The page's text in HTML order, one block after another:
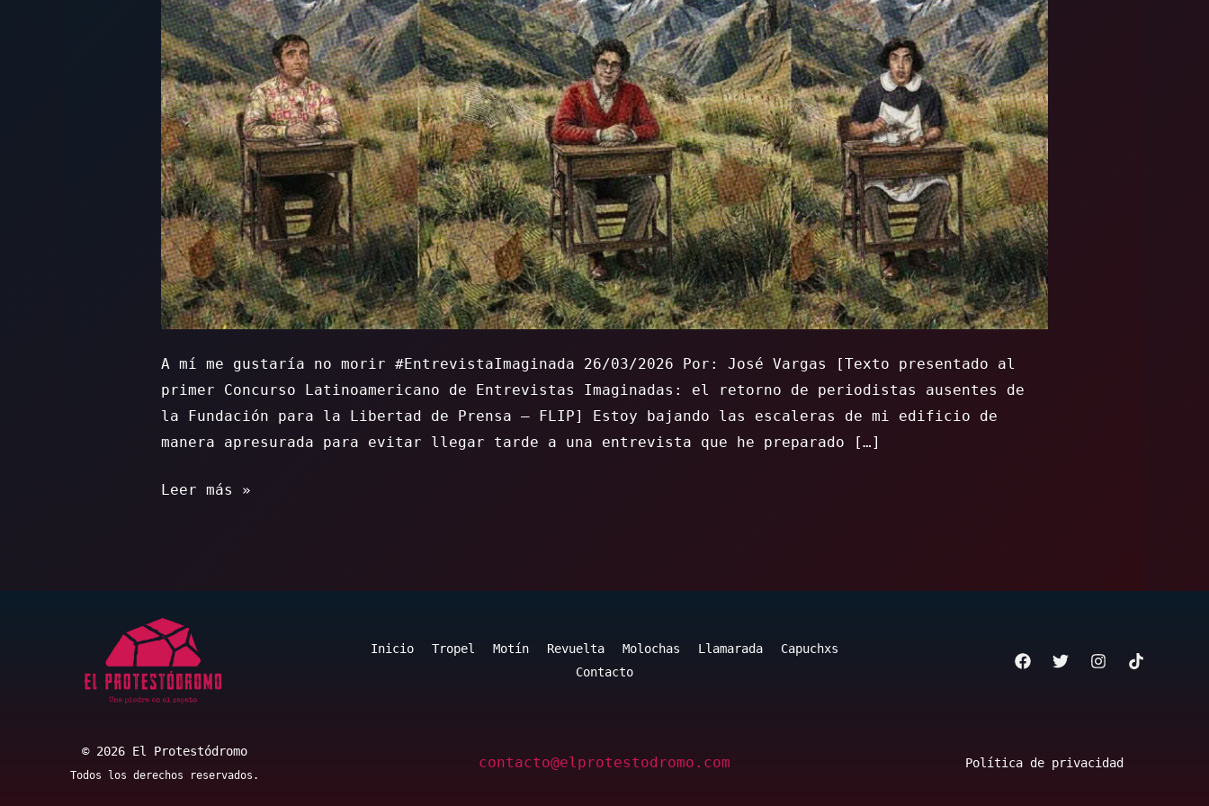
A mí me gustaría no morir #EntrevistaImaginada 26/03/2026 Por: José Vargas [Texto presentado al
primer Concurso Latinoamericano de Entrevistas Imaginadas: el retorno de periodistas ausentes de
la Fundación para la Libertad de Prensa – FLIP] Estoy bajando las escaleras de mi edificio de
manera apresurada para evitar llegar tarde a una entrevista que he preparado […]
A
morir
Leer más »
Inicio Tropel Motín Revuelta Molochas Llamarada
Capuchxs
Contacto
© 2026 El Protestódromo
Todos los derechos reservados.
contacto@elprotestodromo.com Política de privacidad